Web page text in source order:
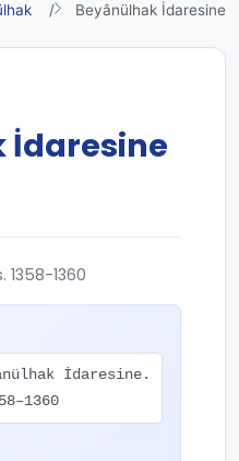
Beyânülhak İdaresine
İdaresine
1358-1360
İdaresine.